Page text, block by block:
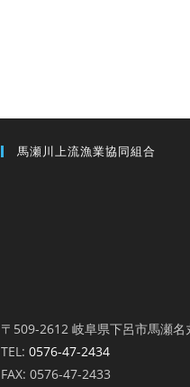
馬瀬川上流漁業協同組合
〒509-2612 岐阜県下呂市馬瀬名
TEL:0576-47-2434
FAX: 0576-47-2433